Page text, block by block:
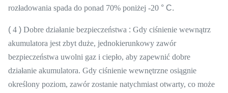
rozładowania spada do ponad 70% poniżej -20 ° C.
( 4 ) Dobre działanie bezpieczeństwa : Gdy ciśnienie wewnątrz
akumulatora jest zbyt duże, jednokierunkowy zawór
bezpieczeństwa uwolni gaz i ciepło, aby zapewnić dobre
działanie akumulatora. Gdy ciśnienie wewnętrzne osiągnie
określony poziom, zawór zostanie natychmiast otwarty, co może